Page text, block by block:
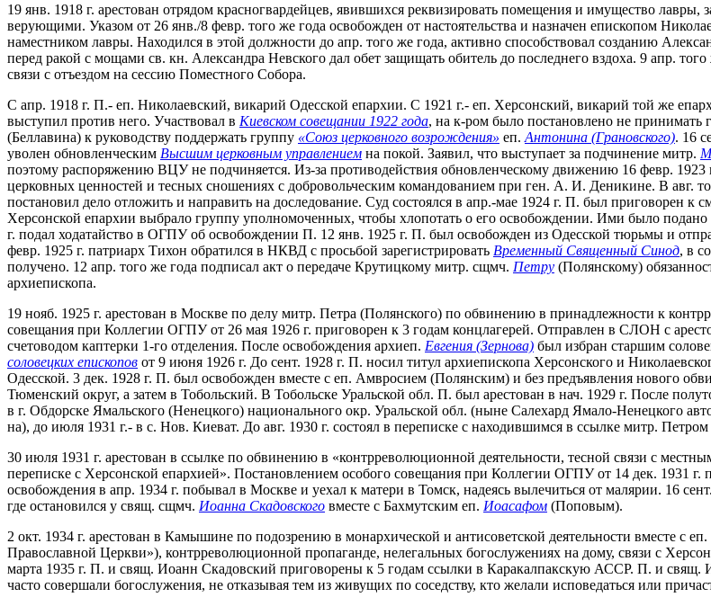
19 янв. 1918 г. арестован отрядом красногвардейцев, явившихся реквизировать помещения и имущество
верующими. Указом от 26 янв./8 февр. того же года освобожден от настоятельства и назначен епископом
наместником лавры. Находился в этой должности до апр. того же года, активно способствовал созданию
перед ракой с мощами св. кн. Александра Невского дал обет защищать обитель до последнего вздоха. 9 апр.
связи с отъездом на сессию Поместного Собора.
С апр. 1918 г. П.- еп. Николаевский, викарий Одесской епархии. С 1921 г.- еп. Херсонский, викарий той же
выступил против него. Участвовал в Киевском совещании 1922 года, на к-ром было постановлено не принимать
(Беллавина) к руководству поддержать группу «Союз церковного возрождения» еп. Антонина (Грановского). 16
уволен обновленческим Высшим церковным управлением на покой. Заявил, что выступает за подчинение митр.
поэтому распоряжению ВЦУ не подчиняется. Из-за противодействия обновленческому движению 16 февр.
церковных ценностей и тесных сношениях с добровольческим командованием при ген. А. И. Деникине. В авг.
постановил дело отложить и направить на доследование. Суд состоялся в апр.-мае 1924 г. П. был приговорен
Херсонской епархии выбрало группу уполномоченных, чтобы хлопотать о его освобождении. Ими было
г. подал ходатайство в ОГПУ об освобождении П. 12 янв. 1925 г. П. был освобожден из Одесской тюрьмы и
февр. 1925 г. патриарх Тихон обратился в НКВД с просьбой зарегистрировать Временный Священный Синод, в
получено. 12 апр. того же года подписал акт о передаче Крутицкому митр. сщмч. Петру (Полянскому)
архиепископа.
19 нояб. 1925 г. арестован в Москве по делу митр. Петра (Полянского) по обвинению в принадлежности к
совещания при Коллегии ОГПУ от 26 мая 1926 г. приговорен к 3 годам концлагерей. Отправлен в СЛОН с
счетоводом каптерки 1-го отделения. После освобождения архиеп. Евгения (Зернова) был избран старшим
соловецких епископов от 9 июня 1926 г. До сент. 1928 г. П. носил титул архиепископа Херсонского и
Одесской. 3 дек. 1928 г. П. был освобожден вместе с еп. Амвросием (Полянским) и без предъявления нового
Тюменский округ, а затем в Тобольский. В Тобольске Уральской обл. П. был арестован в нач. 1929 г. После
в г. Обдорске Ямальского (Ненецкого) национального окр. Уральской обл. (ныне Салехард Ямало-Ненецкого
на), до июля 1931 г.- в с. Нов. Киеват. До авг. 1930 г. состоял в переписке с находившимся в ссылке митр.
30 июля 1931 г. арестован в ссылке по обвинению в «контрреволюционной деятельности, тесной связи с
переписке с Херсонской епархией». Постановлением особого совещания при Коллегии ОГПУ от 14 дек. 1931
освобождения в апр. 1934 г. побывал в Москве и уехал к матери в Томск, надеясь вылечиться от малярии. 16
где остановился у свящ. сщмч. Иоанна Скадовского вместе с Бахмутским еп. Иоасафом (Поповым).
2 окт. 1934 г. арестован в Камышине по подозрению в монархической и антисоветской деятельности
Православной Церкви»), контрреволюционной пропаганде, нелегальных богослужениях на дому, связи с
марта 1935 г. П. и свящ. Иоанн Скадовский приговорены к 5 годам ссылки в Каракалпакскую АССР. П. и
часто совершали богослужения, не отказывая тем из живущих по соседству, кто желали исповедаться или